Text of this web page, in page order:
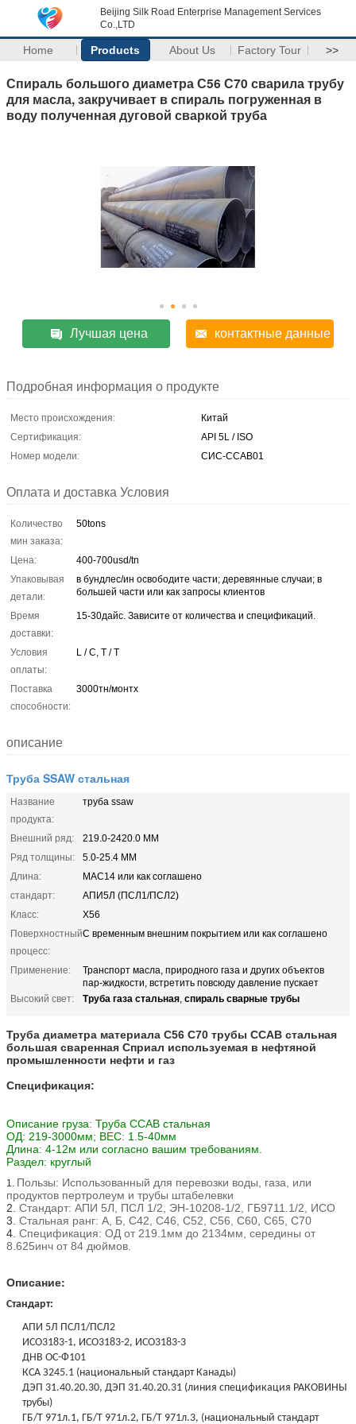
Beijing Silk Road Enterprise Management Services
Co.,LTD
Home Products About Us Factory Tour >>
Спираль большого диаметра С56 С70 сварила трубу
для масла, закручивает в спираль погруженная в
воду полученная дуговой сваркой труба
Лучшая цена контактные данные
Подробная информация о продукте
Место происхождения:
Китай
Сертификация:
API 5L / ISO
Номер модели:
СИС-ССАВ01
Оплата и доставка Условия
Количество
мин заказа:
50tons
Цена:
400-700usd/tn
Упаковывая
детали:
в бундлес/ин освободите части; деревянные случаи; в
большей части или как запросы клиентов
Время
доставки:
15-30дайс. Зависите от количества и спецификаций.
Условия
оплаты:
L / C, T / T
Поставка
способности:
3000тн/монтх
описание
Труба SSAW стальная
Название
продукта:
труба ssaw
Внешний ряд:
219.0-2420.0 ММ
Ряд толщины:
5.0-25.4 ММ
Длина:
МАС14 или как соглашено
стандарт:
АПИ5Л (ПСЛ1/ПСЛ2)
Класс:
X56
Поверхностный
процесс:
С временным внешним покрытием или как соглашено
Применение:
Транспорт масла, природного газа и других объектов
пар-жидкости, встретить повсюду давление пускает
Высокий свет:
Труба газа стальная, спираль сварные трубы
Труба диаметра материала С56 С70 трубы ССАВ стальная
большая сваренная Сприал используемая в нефтяной
промышленности нефти и газ
Спецификация:
Описание груза: Труба ССАВ стальная
ОД: 219-3000мм; ВЕС: 1.5-40мм
Длина: 4-12м или согласно вашим требованиям.
Раздел: круглый
1. Пользы: Использованный для перевозки воды, газа, или
продуктов пертролеум и трубы штабелевки
2. Стандарт: АПИ 5Л, ПСЛ 1/2, ЭН-10208-1/2, ГБ9711.1/2, ИСО
3. Стальная ранг: А, Б, С42, С46, С52, С56, С60, С65, С70
4. Спецификация: ОД от 219.1мм до 2134мм, середины от
8.625инч от 84 дюймов.
Описание:
Стандарт:
АПИ 5Л ПСЛ1/ПСЛ2
ИСО3183-1, ИСО3183-2, ИСО3183-3
ДНВ ОС-Ф101
КСА З245.1 (национальный стандарт Канады)
ДЭП 31.40.20.30, ДЭП 31.40.20.31 (линия спецификация РАКОВИНЫ
трубы)
ГБ/Т 971л.1, ГБ/Т 971л.2, ГБ/Т 971л.3, (национальный стандарт